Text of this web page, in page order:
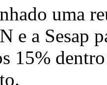
uma
e a Sesap
15%